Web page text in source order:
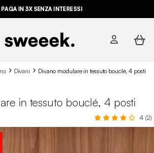
PAGA IN 3X SENZA INTERESSI
Divani Divano modulare in tessuto bouclé, 4 posti
in tessuto bouclé, 4 posti
4 (2)